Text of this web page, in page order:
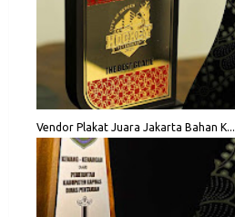
Vendor Plakat Juara Jakarta Bahan K...